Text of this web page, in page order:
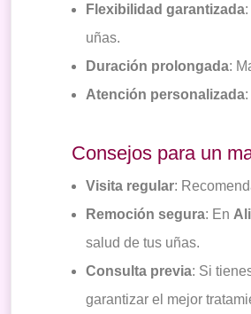
Flexibilidad garantizada:
uñas.
Duración prolongada:
Atención personalizada:
Consejos para un
Visita regular:
Remoción segura: En
salud de tus uñas.
Consulta previa: Si
garantizar el mejor